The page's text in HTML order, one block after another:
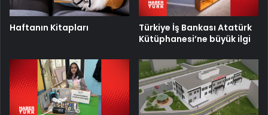
Haftanın Kitapları
Türkiye İş Bankası Atatürk
Kütüphanesi’ne büyük ilgi